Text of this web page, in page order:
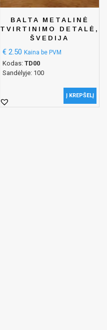
BALTA METALINĖ
TVIRTINIMO DETALĖ,
ŠVEDIJA
€ 2.50 Kaina be PVM
Kodas: TD00
Sandėlyje: 100
Į KREPŠELĮ